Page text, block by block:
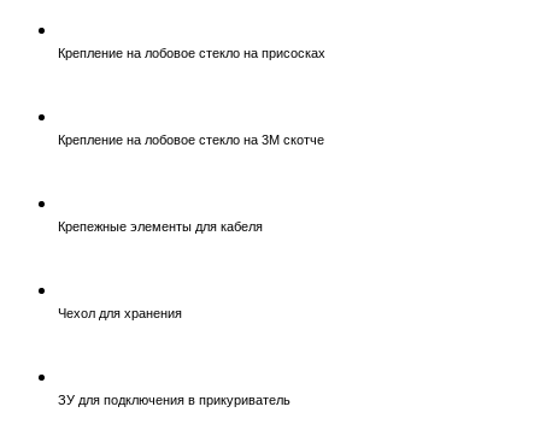
Крепление на лобовое стекло на присосках
Крепление на лобовое стекло на 3М скотче
Крепежные элементы для кабеля
Чехол для хранения
ЗУ для подключения в прикуриватель